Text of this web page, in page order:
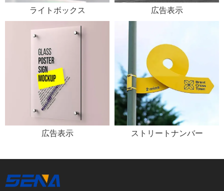
ライトボックス 広告表示
広告表示 ストリートナンバー